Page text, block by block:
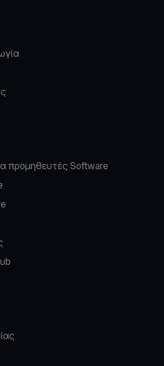
προμηθευτές Software